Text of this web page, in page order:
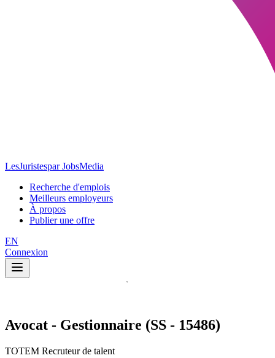
LesJuristespar JobsMedia
Recherche d'emplois
Meilleurs employeurs
À propos
Publier une offre
EN
Connexion
Avocat - Gestionnaire (SS - 15486)
TOTEM Recruteur de talent